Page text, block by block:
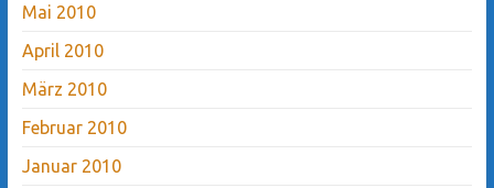
Mai 2010
April 2010
März 2010
Februar 2010
Januar 2010